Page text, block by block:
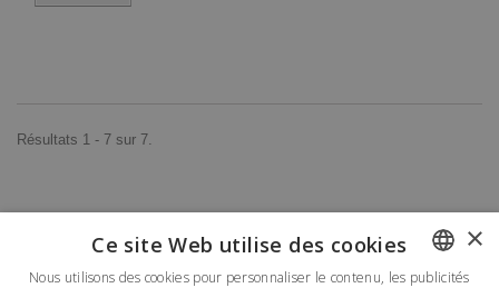
Résultats 1 - 7 sur 7.
Lettre d'informations ×
Ce site Web utilise des cookies
Nous utilisons des cookies pour personnaliser le contenu, les publicités